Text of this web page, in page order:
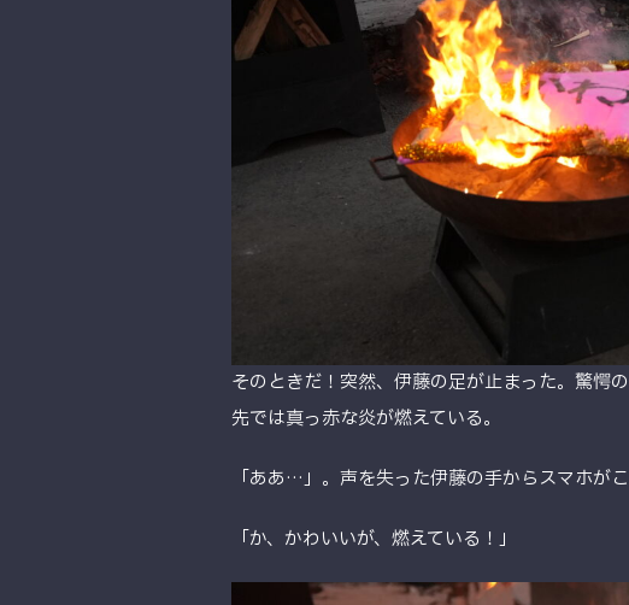
そのときだ！突然、伊藤の足が止まった。驚愕
先では真っ赤な炎が燃えている。
「ああ…」。声を失った伊藤の手からスマホが
「か、かわいいが、燃えている！」